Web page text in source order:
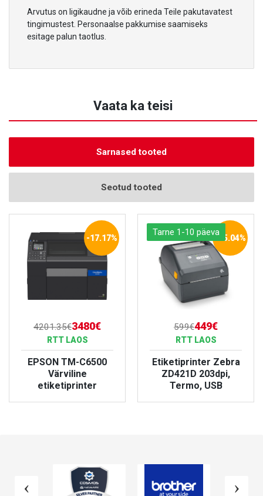
Arvutus on ligikaudne ja võib erineda Teile pakutavatest
tingimustest. Personaalse pakkumise saamiseks
esitage palun taotlus.
Vaata ka teisi
Sarnased tooted
Seotud tooted
-17.17%
4201.35€3480€
RTT LAOS
EPSON TM-C6500
Värviline
etiketiprinter
Tarne 1-10 päeva
-25.04%
599€449€
RTT LAOS
Etiketiprinter Zebra
ZD421D 203dpi,
Termo, USB